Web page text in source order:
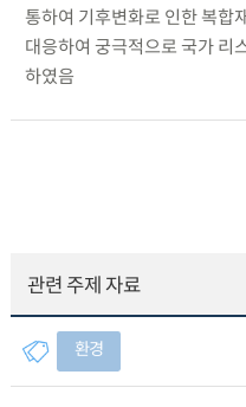
통하여 기후변화로 인한 복합
대응하여 궁극적으로 국가 리
하였음
관련 주제 자료
환경